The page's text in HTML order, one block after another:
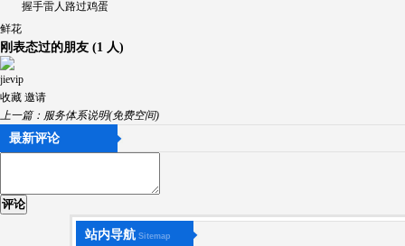
鲜花
握手雷人路过鸡蛋
刚表态过的朋友 (1 人)
jievip
收藏 邀请
上一篇： 服务体系说明(免费空间)
最新评论
评论
站内导航Sitemap